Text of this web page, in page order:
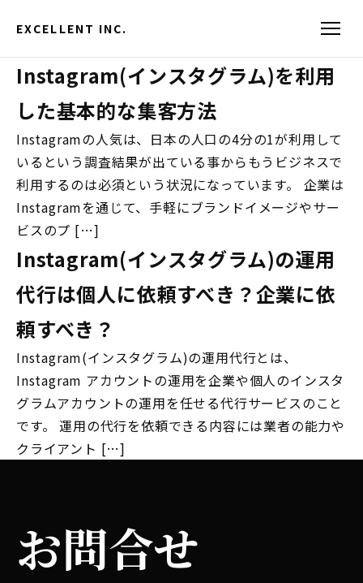
EXCELLENT INC.
Instagram(インスタグラム)を利用
した基本的な集客方法
Instagramの人気は、日本の人口の4分の1が利用して
いるという調査結果が出ている事からもうビジネスで
利用するのは必須という状況になっています。 企業は
Instagramを通じて、手軽にブランドイメージやサー
ビスのプ […]
Instagram(インスタグラム)の運用
代行は個人に依頼すべき？企業に依
頼すべき？
Instagram(インスタグラム)の運用代行とは、
Instagram アカウントの運用を企業や個人のインスタ
グラムアカウントの運用を任せる代行サービスのこと
です。 運用の代行を依頼できる内容には業者の能力や
クライアント […]
お問合せ